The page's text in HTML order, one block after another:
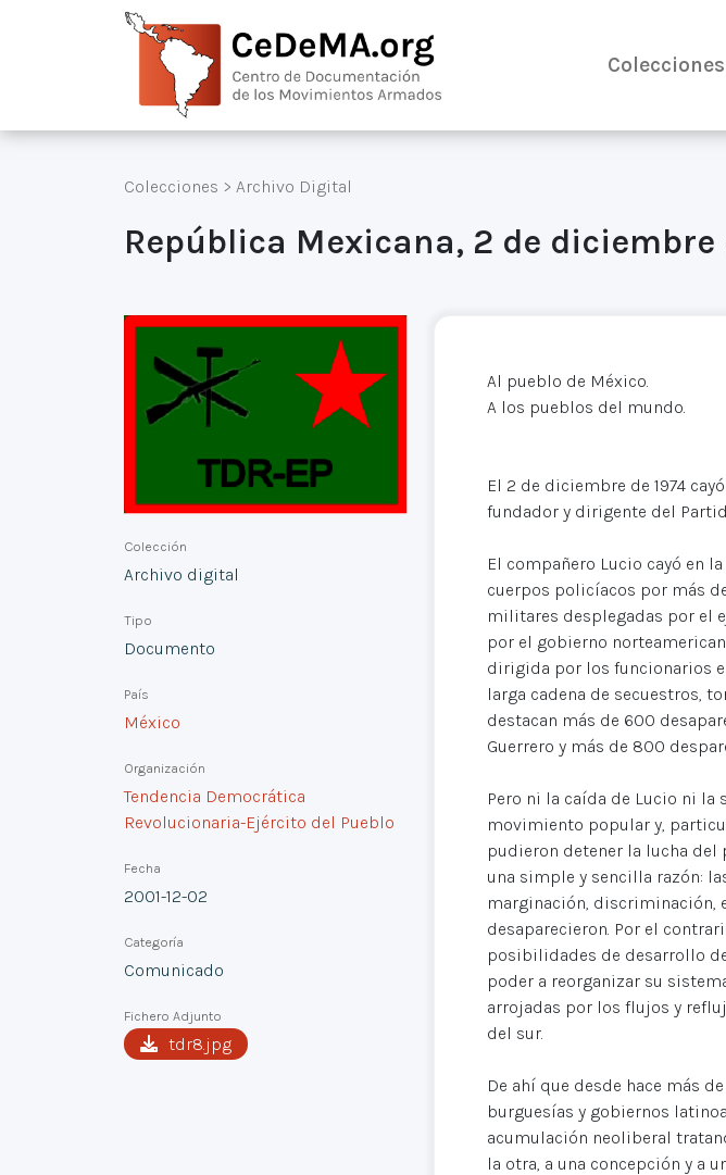
Colecciones
Colecciones > Archivo Digital
República Mexicana, 2 de diciembre
Colección
Archivo digital
Tipo
Documento
País
México
Organización
Tendencia Democrática
Revolucionaria-Ejército del Pueblo
Fecha
2001-12-02
Categoría
Comunicado
Fichero Adjunto
tdr8.jpg
Al pueblo de México.
A los pueblos del mundo.
El 2 de diciembre de 1974
fundador y dirigente del
El compañero Lucio cayó en
cuerpos policíacos por más
militares desplegadas por el
por el gobierno
dirigida por los funcionarios
larga cadena de secuestros,
destacan más de 600
Guerrero y más de 800
Pero ni la caída de Lucio ni la
movimiento popular y,
pudieron detener la lucha
una simple y sencilla razón:
marginación, discriminación,
desaparecieron. Por el
posibilidades de desarrollo
poder a reorganizar su
arrojadas por los flujos y
del sur.
De ahí que desde hace más
burguesías y gobiernos
acumulación neoliberal
la otra, a una concepción y a